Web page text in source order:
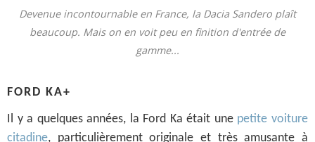
Devenue incontournable en France, la Dacia Sandero plaît
beaucoup. Mais on en voit peu en finition d'entrée de
gamme...
FORD KA+
Il y a quelques années, la Ford Ka était une petite voiture
citadine, particulièrement originale et très amusante à